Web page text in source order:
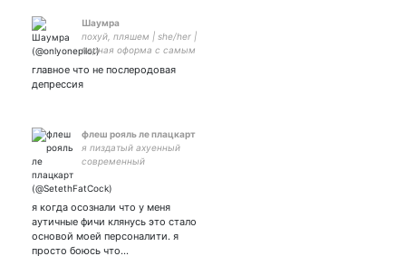
Шаумра
похуй, пляшем | she/her |
парная оформа с самым
главное что не послеродовая
депрессия
флеш рояль ле плацкарт
я пиздатый ахуенный
современный
отдельно от системы
я когда осознали что у меня
аутичные фичи клянусь это стало
основой моей персоналити. я
просто боюсь что…